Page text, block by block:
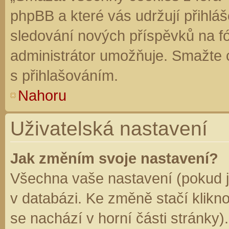
phpBB a které vás udržují
sledování nových příspěvků na
administrátor umožňuje.
s přihlašováním.
Nahoru
Uživatelská nastavení
Jak změním svoje nastavení?
Všechna vaše nastavení (pokud
v databázi. Ke změně stačí
se nachází v horní části